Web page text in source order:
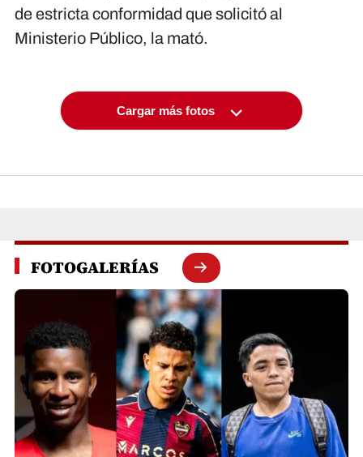
de estricta conformidad que solicitó al
Ministerio Público, la mató.
Cargar más fotos
FOTOGALERÍAS